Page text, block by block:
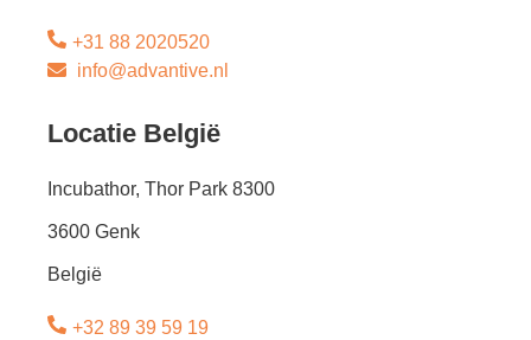
+31 88 2020520
info@advantive.nl
Locatie België
Incubathor, Thor Park 8300
3600 Genk
België
+32 89 39 59 19